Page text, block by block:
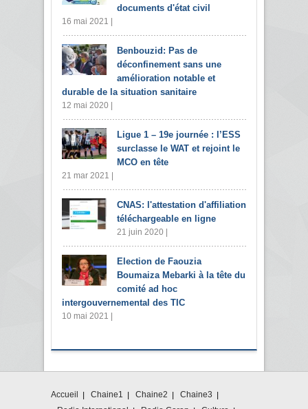
documents d'état civil
16 mai 2021 |
Benbouzid: Pas de
déconfinement sans une
amélioration notable et
durable de la situation sanitaire
12 mai 2020 |
Ligue 1 – 19e journée : l’ESS
surclasse le WAT et rejoint le
MCO en tête
21 mar 2021 |
CNAS: l'attestation d'affiliation
téléchargeable en ligne
21 juin 2020 |
Election de Faouzia
Boumaiza Mebarki à la tête du
comité ad hoc
intergouvernemental des TIC
10 mai 2021 |
Accueil Chaine1 Chaine2
Chaine3